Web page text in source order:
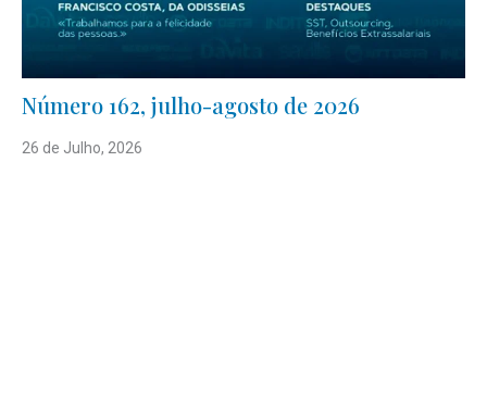
Número 162, julho-agosto de 2026
26 de Julho, 2026